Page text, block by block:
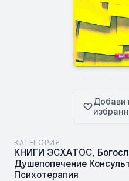
КАТЕГОРИЯ
КНИГИ ЭСХАТОС,
Душепопечение
Психотерапия